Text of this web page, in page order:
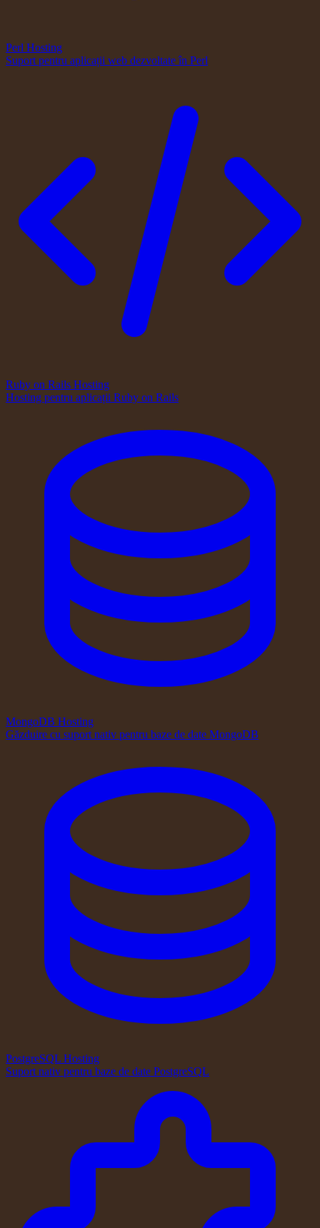
Perl Hosting
Suport pentru aplicații web dezvoltate în Perl
Ruby on Rails Hosting
Hosting pentru aplicații Ruby on Rails
MongoDB Hosting
Găzduire cu suport nativ pentru baze de date MongoDB
PostgreSQL Hosting
Suport nativ pentru baze de date PostgreSQL